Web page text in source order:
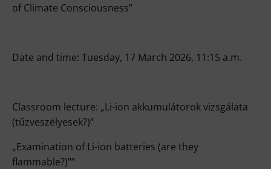
of Climate Consciousness”
Date and time: Tuesday, 17 March 2026, 11:15 a.m.
Classroom lecture: „Li-ion akkumulátorok vizsgálata
(tűzveszélyesek?)”
„Examination of Li-ion batteries (are they
flammable?)””